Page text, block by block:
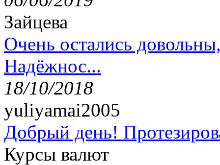
Зайцева
Очень остались
Надёжнос...
18/10/2018
yuliyamai2005
Добрый день!
Курсы валют